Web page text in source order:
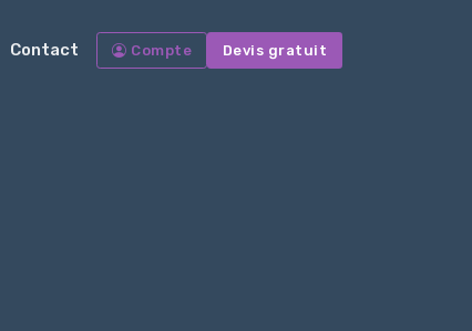
Contact Compte Devis gratuit